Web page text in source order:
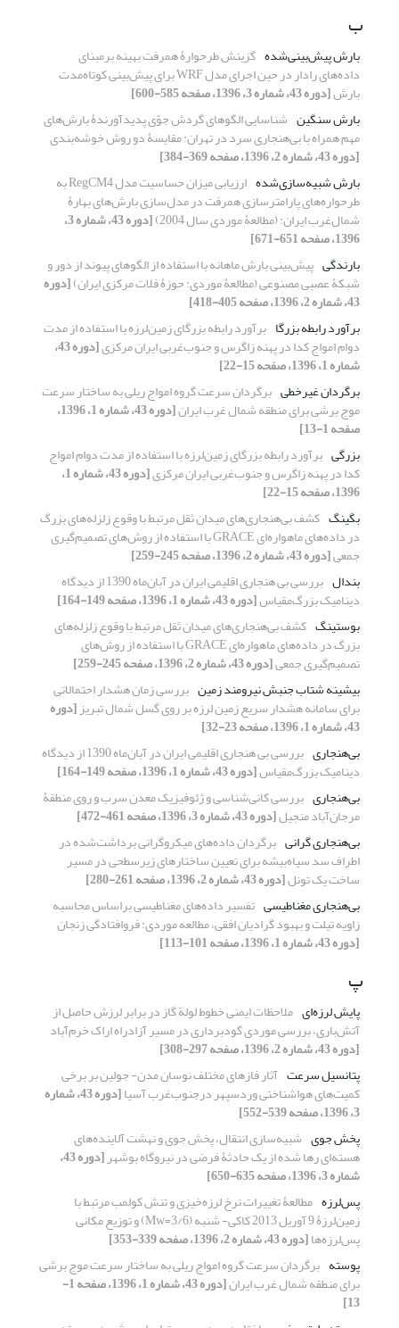
ب
بارش پیش‌بینی‌شده گزینش طرحوارۀ همرفت بهینه برمبنای
داده‌‌‌های رادار در حین اجرای مدل WRF برای پیش‌‌‌بینی کوتاه‌مدت
بارش[دوره 43، شماره 3، 1396، صفحه 585-600]
بارش سنگین شناسایی الگوهای گردش جوّی پدیدآورندۀ بارش‌های
مهم همراه با بی‌هنجاری سرد در تهران: مقایسۀ دو روش خوشه‌بندی
[دوره 43، شماره 2، 1396، صفحه 369-384]
بارش شبیه‌سازی‌شده
ارزیابی میزان حساسیت مدل RegCM4 به
طرحواره‌های پارامترسازی همرفت در مدل‌سازی بارش‌های بهارۀ
شمال‌غرب ایران: (مطالعۀ موردی سال 2004) [دوره 43، شماره 3،
1396، صفحه 651-671]
بارندگی پیش‌بینی بارش ماهانه با استفاده از الگوهای پیوند از دور و
شبکۀ عصبی مصنوعی (مطالعۀ موردی: حوزۀ فلات مرکزی ایران)[دوره
43، شماره 2، 1396، صفحه 405-418]
برآورد رابطه بزرگا برآورد رابطه بزرگای زمین‌لرزه با استفاده از مدت
دوام امواج کدا در پهنه زاگرس و جنوب‌غربی ایران مرکزی [دوره 43،
شماره 1، 1396، صفحه 15-22]
برگردان غیرخطی برگردان سرعت گروه امواج ریلی به ساختار سرعت
موج برشی برای منطقه شمال غرب ایران [دوره 43، شماره 1، 1396،
صفحه 1-13]
بزرگی برآورد رابطه بزرگای زمین‌لرزه با استفاده از مدت دوام امواج
کدا در پهنه زاگرس و جنوب‌غربی ایران مرکزی [دوره 43، شماره 1،
1396، صفحه 15-22]
بگینگ کشف بی‌هنجاری‌های میدان ثقل مرتبط با وقوع زلزله‌های بزرگ
در داده‌های ماهواره‌ای GRACE با استفاده از روش‌های تصمیم‌گیری
جمعی[دوره 43، شماره 2، 1396، صفحه 245-259]
بندال
بررسی بی هنجاری اقلیمی ایران در آبان‌ماه 1390 از دیدگاه
دینامیک بزرگ‌مقیاس[دوره 43، شماره 1، 1396، صفحه 149-164]
بوستینگ کشف بی‌هنجاری‌های میدان ثقل مرتبط با وقوع زلزله‌های
بزرگ در داده‌های ماهواره‌ای GRACE با استفاده از روش‌های
تصمیم‌گیری جمعی[دوره 43، شماره 2، 1396، صفحه 245-259]
بیشینه شتاب جنبش نیرومند زمین بررسی زمان هشدار احتمالاتی
برای سامانه هشدار سریع زمین لرزه بر روی گسل شمال تبریز[دوره
43، شماره 1، 1396، صفحه 23-32]
بی‌هنجاری
بررسی بی هنجاری اقلیمی ایران در آبان‌ماه 1390 از دیدگاه
دینامیک بزرگ‌مقیاس[دوره 43، شماره 1، 1396، صفحه 149-164]
بی‌هنجاری بررسی کانی‌شناسی و ژئوفیزیک معدن سرب و روی منطقۀ
مرجان‌آباد منجیل[دوره 43، شماره 3، 1396، صفحه 461-472]
بی‌هنجاری گرانی برگردان داده‌های میکروگرانی برداشت‌شده در
اطراف سد سیاه‌بیشه برای تعیین ساختارهای زیرسطحی در مسیر
ساخت یک تونل[دوره 43، شماره 2، 1396، صفحه 261-280]
بی‌هنجاری مغناطیسی تفسیر داده‌های مغناطیسی براساس محاسبه
زاویه تیلت و بهبود گرادیان افقی، مطالعه موردی: فروافتادگی زنجان
[دوره 43، شماره 1، 1396، صفحه 101-113]
پ
پایش لرزه‌ای ملاحظات ایمنی خطوط لولة گاز در برابر لرزش حاصل از
آتش‌باری، بررسی موردی گودبرداری در مسیر آزاد‌راه اراک خرم‌آباد
[دوره 43، شماره 2، 1396، صفحه 297-308]
پتانسیل سرعت آثار فازهای مختلف نوسان مدن- جولین بر برخی
کمیت‌های هواشناختی وردسپهر درجنوب‌غرب آسیا [دوره 43، شماره
3، 1396، صفحه 539-552]
پخش جوی شبیه‌سازی انتقال، پخش جوی و نهشت آلاینده‌های
هسته‌ای رها شده از یک حادثۀ فرضی در نیروگاه بوشهر [دوره 43،
شماره 3، 1396، صفحه 635-650]
پس‌لرزه مطالعۀ تغییرات نرخ لرزه‌خیزی و تنش کولمب مرتبط با
زمین‌لرزۀ 9 آوریل 2013 کاکی- شنبه (3/6=Mw) و توزیع مکانی
پس‌لرزه‌ها[دوره 43، شماره 2، 1396، صفحه 339-353]
پوسته برگردان سرعت گروه امواج ریلی به ساختار سرعت موج برشی
برای منطقه شمال غرب ایران [دوره 43، شماره 1، 1396، صفحه 1-
13]